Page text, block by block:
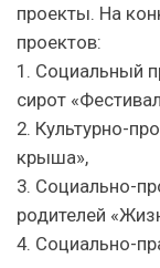
проекты. На
проектов:
1. Социальный
сирот
2. Культурно-
крыша»,
3. Социально-
родителей
4. Социально-